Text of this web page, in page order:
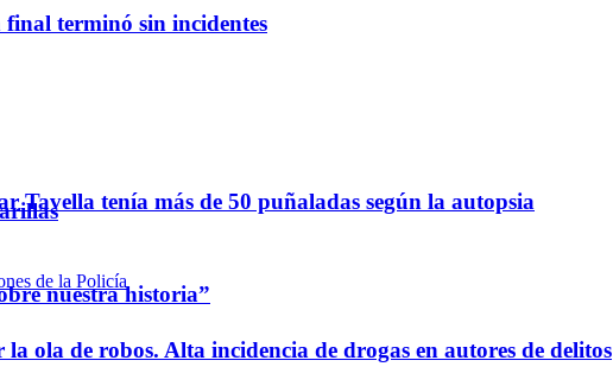
terminó sin incidentes
ola de robos. Alta incidencia de drogas en autores de delitos
Tavella tenía más de 50 puñaladas según la autopsia
nuestra historia”